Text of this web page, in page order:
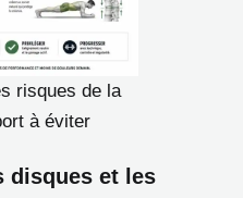
risques de la
à éviter
disques et les